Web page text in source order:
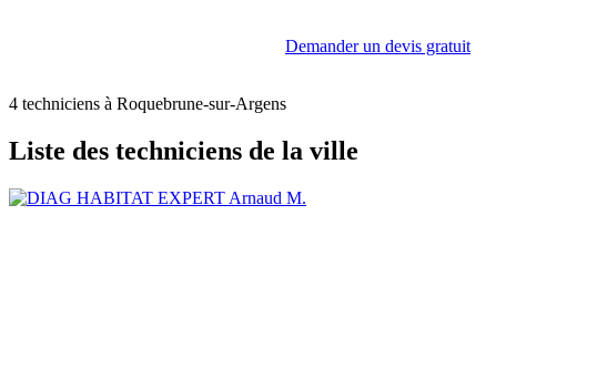
Demander un devis gratuit
4 techniciens à Roquebrune-sur-Argens
Liste des techniciens de la ville
Arnaud M.